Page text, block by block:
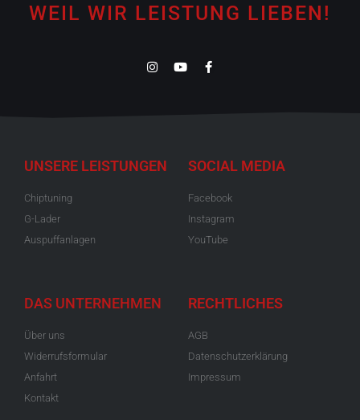
WEIL WIR LEISTUNG LIEBEN!
UNSERE LEISTUNGEN
Chiptuning
G-Lader
Auspuffanlagen
SOCIAL MEDIA
Facebook
Instagram
YouTube
DAS UNTERNEHMEN
Über uns
Widerrufsformular
Anfahrt
Kontakt
RECHTLICHES
AGB
Datenschutzerklärung
Impressum